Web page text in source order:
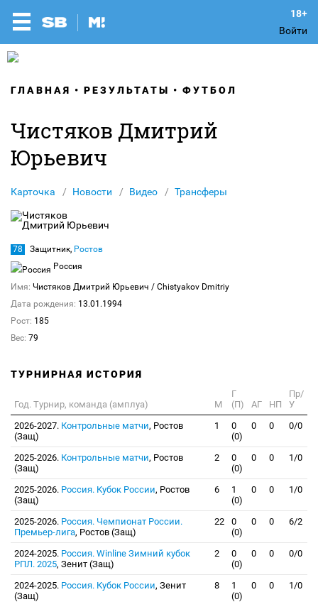
Войти
ГЛАВНАЯ РЕЗУЛЬТАТЫ ФУТБОЛ
Чистяков Дмитрий
Юрьевич
Карточка Новости Видео Трансферы
78 Защитник, Ростов
Россия
Имя: Чистяков Дмитрий Юрьевич / Chistyakov Dmitriy
Дата рождения: 13.01.1994
Рост: 185
Вес: 79
ТУРНИРНАЯ ИСТОРИЯ
Год. Турнир, команда (амплуа) М
Г
(П)
АГ НП
Пр/
У
2026-2027. Контрольные матчи, Ростов
(Защ)
1
0
(0)
0 0 0/0
2025-2026. Контрольные матчи, Ростов
(Защ)
2
0
(0)
0 0 1/0
2025-2026. Россия. Кубок России, Ростов
(Защ)
6
1
(0)
0 0 1/0
2025-2026. Россия. Чемпионат России.
Премьер-лига, Ростов (Защ)
22
0
(0)
0 0 6/2
2024-2025. Россия. Winline Зимний кубок
РПЛ. 2025, Зенит (Защ)
2
0
(0)
0 0 0/0
2024-2025. Россия. Кубок России, Зенит
(Защ)
8
1
(0)
0 0 1/0